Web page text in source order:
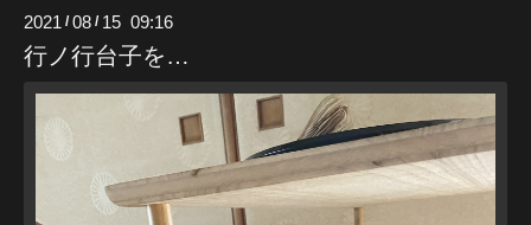
2021 /08 / 15 09:16
行ノ行台子を…